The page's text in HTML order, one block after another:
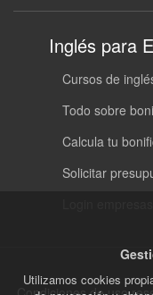
Inglés para
Cursos de
Todo sobre
Calcula tu
Solicitar
Utilizamos cookies